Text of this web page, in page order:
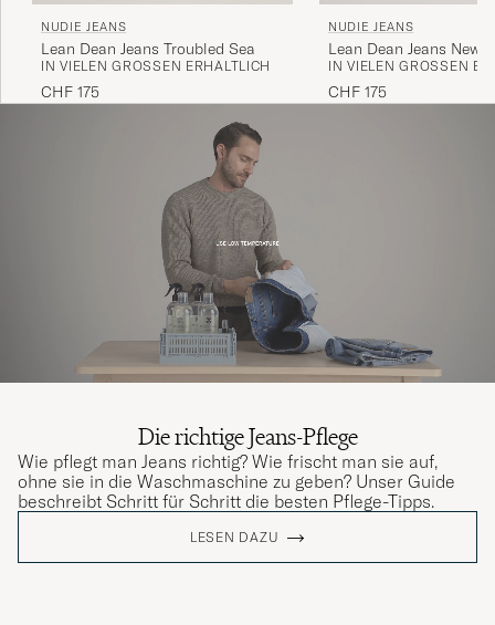
NUDIE JEANS
Lean Dean Jeans Troubled Sea
IN VIELEN GRÖSSEN ERHÄLTLICH
CHF 175
NUDIE JEANS
Lean Dean Jeans New
IN VIELEN GRÖSSEN
CHF 175
Die richtige Jeans-Pflege
Wie pflegt man Jeans richtig? Wie frischt man sie auf,
ohne sie in die Waschmaschine zu geben? Unser Guide
beschreibt Schritt für Schritt die besten Pflege-Tipps.
LESEN DAZU